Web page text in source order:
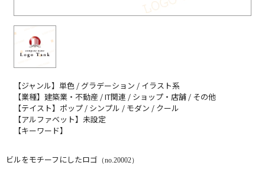
【ジャンル】単色 / グラデーション / イラスト系
【業種】建築業・不動産 / IT関連 / ショップ・店舗 / その他
【テイスト】ポップ / シンプル / モダン / クール
【アルファベット】未設定
【キーワード】
ビルをモチーフにしたロゴ （no.20002）